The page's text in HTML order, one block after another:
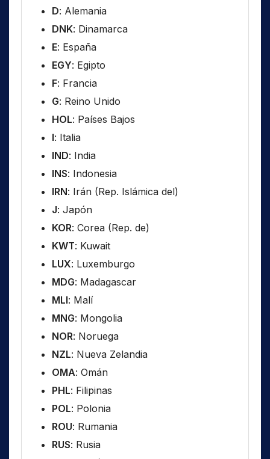
D: Alemania
DNK: Dinamarca
E: España
EGY: Egipto
F: Francia
G: Reino Unido
HOL: Países Bajos
I: Italia
IND: India
INS: Indonesia
IRN: Irán (Rep. Islámica del)
J: Japón
KOR: Corea (Rep. de)
KWT: Kuwait
LUX: Luxemburgo
MDG: Madagascar
MLI: Malí
MNG: Mongolia
NOR: Noruega
NZL: Nueva Zelandia
OMA: Omán
PHL: Filipinas
POL: Polonia
ROU: Rumania
RUS: Rusia